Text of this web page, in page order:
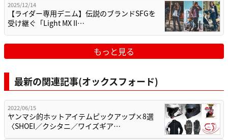
2025/12/14
【ライダー専用デニム】伝説のブランドSFGを
受け継ぐ「Light MX II…
もっと見る
最新の関連記事(オックスフォード)
2022/06/15
ヤンマシ的ホットアイテムピックアップ×8選
〈SHOEI／クシタニ／ワイズギア…